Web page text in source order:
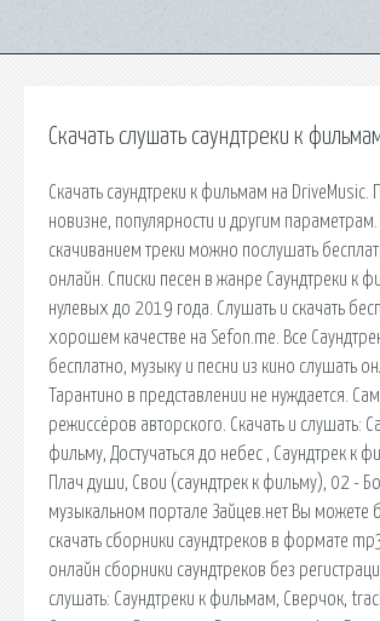
Скачать слушать саундтреки к
Скачать саундтреки к фильмам на DriveMusic.
новизне, популярности и другим
скачиванием треки можно послушать
онлайн. Списки песен в жанре Саундтреки к
нулевых до 2019 года. Слушать и скачать
хорошем качестве на Sefon.me. Все
бесплатно, музыку и песни из кино слушать
Тарантино в представлении не нуждается.
режиссёров авторского. Скачать и слушать:
фильму, Достучаться до небес , Саундтрек к
Плач души, Свои (саундтрек к фильму), 02 -
музыкальном портале Зайцев.нет Вы можете
скачать сборники саундтреков в формате
онлайн сборники саундтреков без
слушать: Саундтреки к фильмам, Сверчок,